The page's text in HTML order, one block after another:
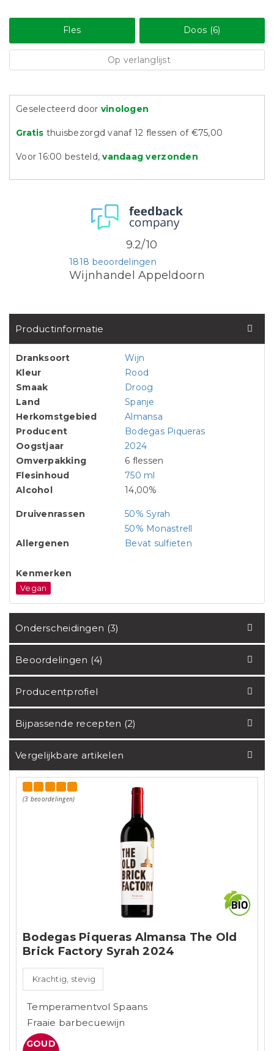
Fles Doos (6)
Op verlanglijst
Geselecteerd door vinologen
Gratis thuisbezorgd vanaf 12 flessen of €75,00
Voor 16:00 besteld,vandaag verzonden
Wijnhandel Appeldoorn
1818 beoordelingen
9.2/10
Productinformatie
Dranksoort
Wijn
Kleur
Rood
Smaak
Droog
Land
Spanje
Herkomstgebied
Almansa
Producent
Bodegas Piqueras
Oogstjaar
2024
Omverpakking
6 flessen
Flesinhoud
750 ml
Alcohol
14,00%
Druivenrassen
50% Syrah
50% Monastrell
Allergenen
Bevat sulfieten
Kenmerken
Vegan
Onderscheidingen (3)
Beoordelingen (4)
Producentprofiel
Bijpassende recepten (2)
Vergelijkbare artikelen
(3 beoordelingen)
Bodegas Piqueras Almansa The Old
Brick Factory Syrah 2024
Krachtig, stevig
Temperamentvol Spaans
Fraaie barbecuewijn
GOUD